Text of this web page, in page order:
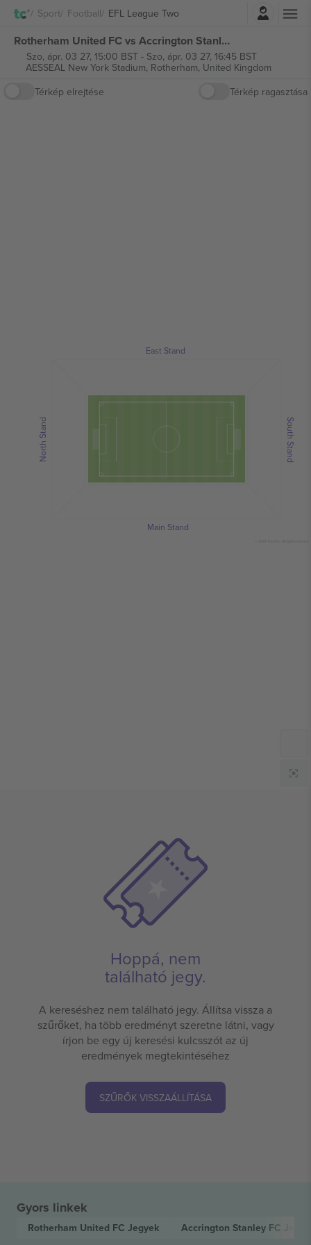
Sport Football EFL League TwoBelépés
Rotherham United FC vs Accrington Stanley FC EFL League Two jegyek
Szo, ápr. 03 27, 15:00 BST- Szo, ápr. 03 27, 16:45 BST
AESSEAL New York Stadium, Rotherham, United Kingdom
Térkép elrejtése
Térkép ragasztása
East Stand
South Stand
Main Stand
North Stand
Hoppá, nem
található jegy.
A kereséshez nem található jegy. Állítsa vissza a
szűrőket, ha több eredményt szeretne látni, vagy
írjon be egy új keresési kulcsszót az új
eredmények megtekintéséhez
SZŰRŐK VISSZAÁLLÍTÁSA
Gyors linkek
Rotherham United FC Jegyek Accrington Stanley FC